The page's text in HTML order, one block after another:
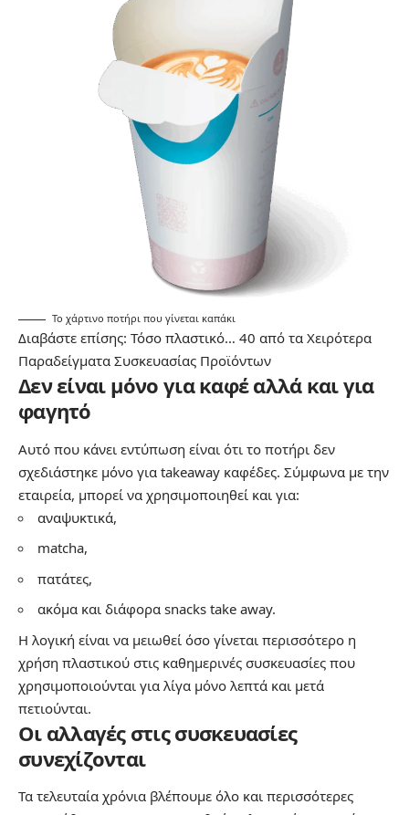
Το χάρτινο ποτήρι που γίνεται καπάκι
Διαβάστε επίσης: Τόσο πλαστικό… 40 από τα Χειρότερα
Παραδείγματα Συσκευασίας Προϊόντων
Δεν είναι μόνο για καφέ αλλά και για
φαγητό
Αυτό που κάνει εντύπωση είναι ότι το ποτήρι δεν
σχεδιάστηκε μόνο για takeaway καφέδες. Σύμφωνα με την
εταιρεία, μπορεί να χρησιμοποιηθεί και για:
αναψυκτικά,
matcha,
πατάτες,
ακόμα και διάφορα snacks take away.
Η λογική είναι να μειωθεί όσο γίνεται περισσότερο η
χρήση πλαστικού στις καθημερινές συσκευασίες που
χρησιμοποιούνται για λίγα μόνο λεπτά και μετά
πετιούνται.
Οι αλλαγές στις συσκευασίες
συνεχίζονται
Τα τελευταία χρόνια βλέπουμε όλο και περισσότερες